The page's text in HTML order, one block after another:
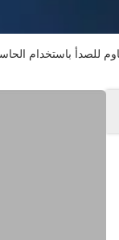
للصدأ باستخدام